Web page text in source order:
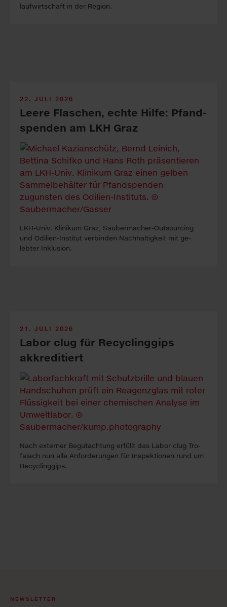
lauf­wirt­schaft in der Re­gion.
22. JULI 2026
Leere Fla­sch­en, echte Hil­fe: Pfand­
spen­den am LKH Graz
LKH-Univ. Kli­ni­kum Graz, Sauber­macher-Out­sour­cing
und Odilien-In­stitut ver­binden Nach­haltig­keit mit ge­
lebter In­klus­ion.
21. JULI 2026
Labor clug für Recyclinggips
akkreditiert
Nach ex­ter­ner Be­gutacht­ung erfüllt das La­bor clug Tro­
faiach nun alle An­forder­ung­en für In­spekt­ion­en rund um
Re­cyc­ling­gips.
NEWSLETTER